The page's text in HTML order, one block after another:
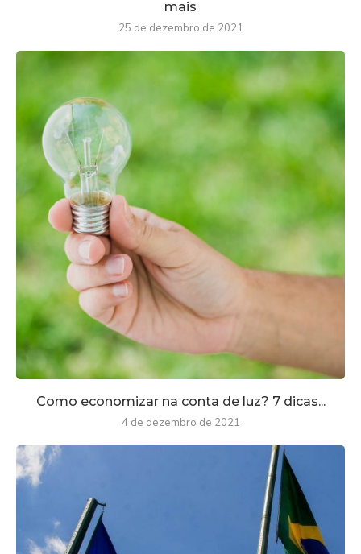
mais
25 de dezembro de 2021
Como economizar na conta de luz? 7 dicas...
4 de dezembro de 2021